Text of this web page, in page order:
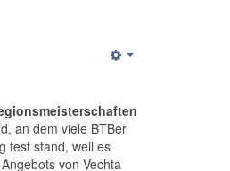
an dem viele BTBer
fest stand, weil es
von Vechta